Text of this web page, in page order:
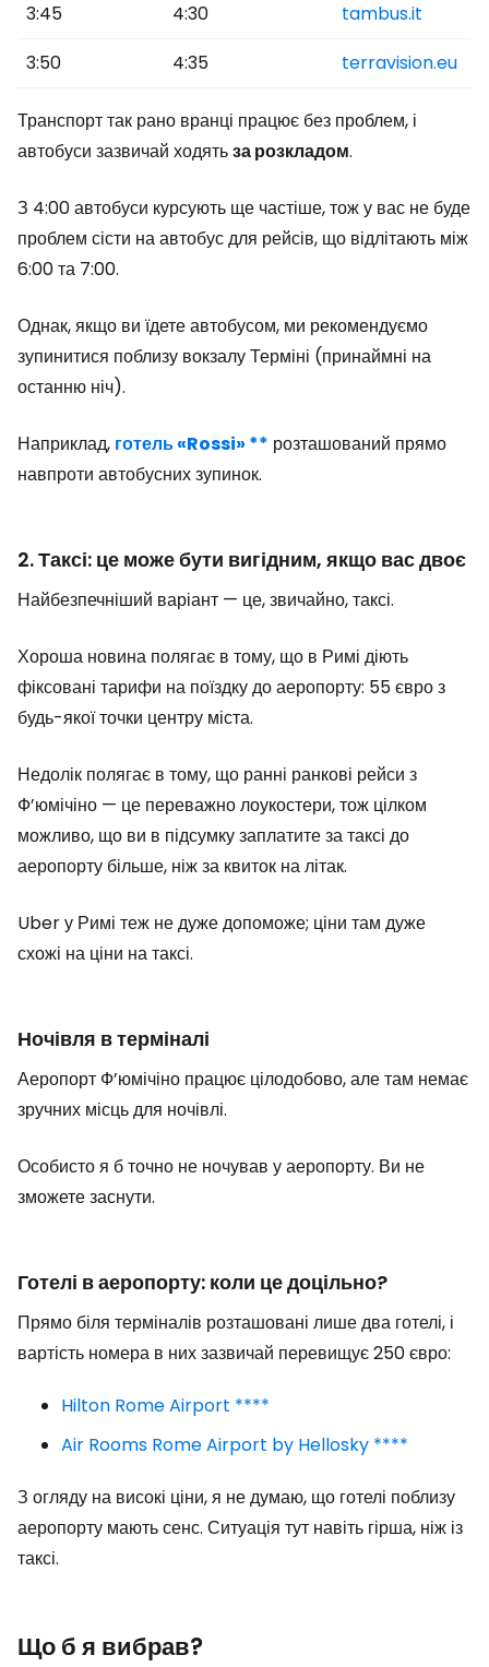
3:45
4:30
tambus.it
3:50
4:35 terravision.eu
Транспорт так рано вранці працює без проблем, і
автобуси зазвичай ходятьза розкладом.
З 4:00 автобуси курсують ще частіше, тож у вас не буде
проблем сісти на автобус для рейсів, що відлітають між
6:00 та 7:00.
Однак, якщо ви їдете автобусом, ми рекомендуємо
зупинитися поблизу вокзалу Терміні (принаймні на
останню ніч).
Наприклад, готель «Rossi» ** розташований прямо
навпроти автобусних зупинок.
2. Таксі: це може бути вигідним, якщо вас двоє
Найбезпечніший варіант — це, звичайно, таксі.
Хороша новина полягає в тому, що в Римі діють
фіксовані тарифи на поїздку до аеропорту: 55 євро з
будь-якої точки центру міста.
Недолік полягає в тому, що ранні ранкові рейси з
Ф’юмічіно — це переважно лоукостери, тож цілком
можливо, що ви в підсумку заплатите за таксі до
аеропорту більше, ніж за квиток на літак.
Uber у Римі теж не дуже допоможе; ціни там дуже
схожі на ціни на таксі.
Ночівля в терміналі
Аеропорт Ф’юмічіно працює цілодобово, але там немає
зручних місць для ночівлі.
Особисто я б точно не ночував у аеропорту. Ви не
зможете заснути.
Готелі в аеропорту: коли це доцільно?
Прямо біля терміналів розташовані лише два готелі, і
вартість номера в них зазвичай перевищує 250 євро:
Hilton Rome Airport ****
Air Rooms Rome Airport by Hellosky ****
З огляду на високі ціни, я не думаю, що готелі поблизу
аеропорту мають сенс. Ситуація тут навіть гірша, ніж із
таксі.
Що б я вибрав?